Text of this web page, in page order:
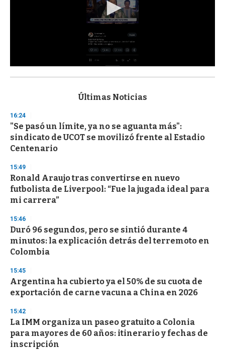
s
d
s
o
f
3
s
e
c
o
n
Últimas Noticias
16:24
"Se pasó un límite, ya no se aguanta más":
sindicato de UCOT se movilizó frente al Estadio
Centenario
15:49
Ronald Araujo tras convertirse en nuevo
futbolista de Liverpool: “Fue la jugada ideal para
mi carrera”
15:46
Duró 96 segundos, pero se sintió durante 4
minutos: la explicación detrás del terremoto en
Colombia
15:45
Argentina ha cubierto ya el 50% de su cuota de
exportación de carne vacuna a China en 2026
15:42
La IMM organiza un paseo gratuito a Colonia
para mayores de 60 años: itinerario y fechas de
inscripción